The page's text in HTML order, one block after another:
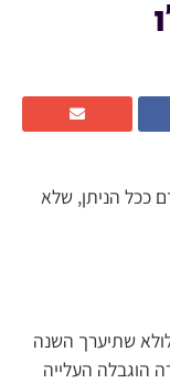
ככל הניתן, שלא
שתיערך השנה
הוגבלה העלייה